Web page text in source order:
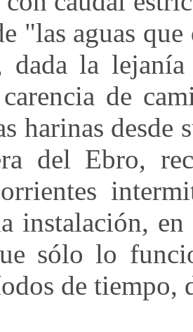
"las aguas
dada la
de
harinas desde
del Ebro,
instalación, en
sólo lo
de tiempo,